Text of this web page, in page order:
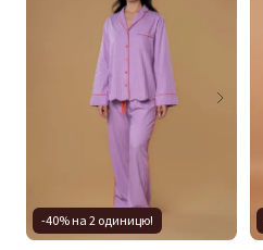
-40% на 2 одиницю!